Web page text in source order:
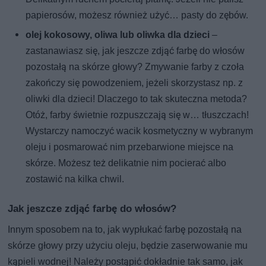
papierosów, możesz również użyć… pasty do zębów.
olej kokosowy, oliwa lub oliwka dla dzieci –
zastanawiasz się, jak jeszcze zdjąć farbę do włosów
pozostałą na skórze głowy? Zmywanie farby z czoła
zakończy się powodzeniem, jeżeli skorzystasz np. z
oliwki dla dzieci! Dlaczego to tak skuteczna metoda?
Otóż, farby świetnie rozpuszczają się w… tłuszczach!
Wystarczy namoczyć wacik kosmetyczny w wybranym
oleju i posmarować nim przebarwione miejsce na
skórze. Możesz też delikatnie nim pocierać albo
zostawić na kilka chwil.
Jak jeszcze zdjąć farbę do włosów?
Innym sposobem na to, jak wypłukać farbę pozostałą na
skórze głowy przy użyciu oleju, będzie zaserwowanie mu
kąpieli wodnej! Należy postąpić dokładnie tak samo, jak